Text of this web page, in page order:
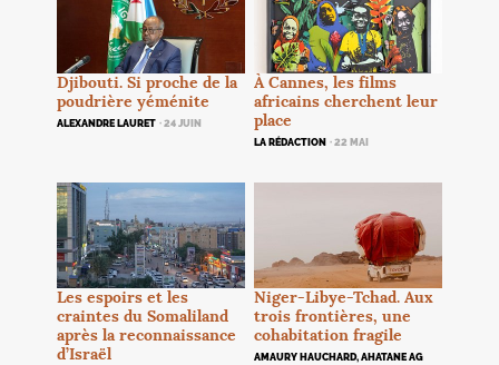
Djibouti. Si proche de la
poudrière yéménite
ALEXANDRE LAURET · 24 JUIN
À Cannes, les films
africains cherchent leur
place
LA RÉDACTION · 22 MAI
Les espoirs et les
craintes du Somaliland
après la reconnaissance
d’Israël
Niger-Libye-Tchad. Aux
trois frontières, une
cohabitation fragile
AMAURY HAUCHARD, AHATANE AG